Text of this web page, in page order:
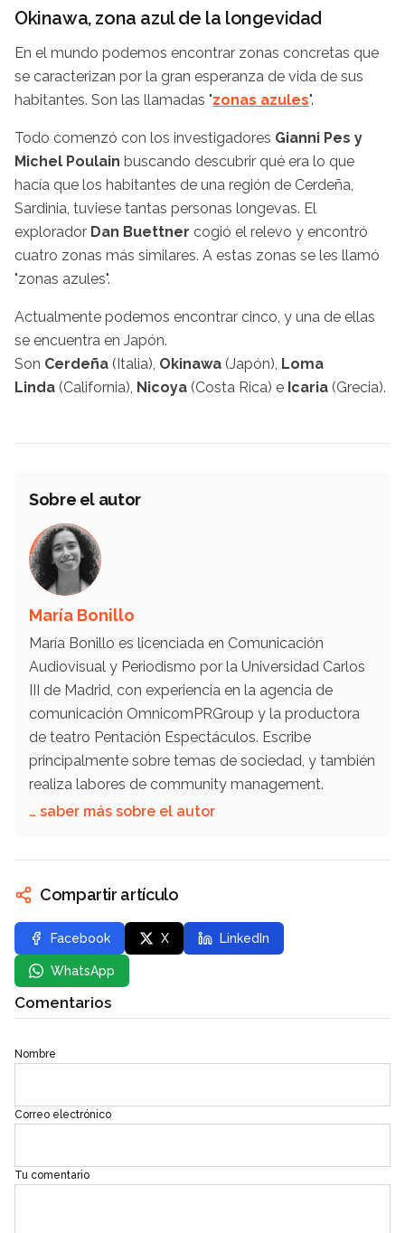
Okinawa, zona azul de la longevidad
En el mundo podemos encontrar zonas concretas que
se caracterizan por la gran esperanza de vida de sus
habitantes. Son las llamadas "zonas azules".
Todo comenzó con los investigadores Gianni Pes y
Michel Poulain buscando descubrir qué era lo que
hacía que los habitantes de una región de Cerdeña,
Sardinia, tuviese tantas personas longevas. El
explorador Dan Buettner cogió el relevo y encontró
cuatro zonas más similares. A estas zonas se les llamó
"zonas azules".
Actualmente podemos encontrar cinco, y una de ellas
se encuentra en Japón.
Son Cerdeña (Italia), Okinawa (Japón), Loma
Linda (California), Nicoya (Costa Rica) e Icaria (Grecia).
Sobre el autor
María Bonillo
María Bonillo es licenciada en Comunicación
Audiovisual y Periodismo por la Universidad Carlos
III de Madrid, con experiencia en la agencia de
comunicación OmnicomPRGroup y la productora
de teatro Pentación Espectáculos. Escribe
principalmente sobre temas de sociedad, y también
realiza labores de community management.
… saber más sobre el autor
Compartir artículo
Facebook X LinkedIn
WhatsApp
Comentarios
Nombre
Correo electrónico
Tu comentario